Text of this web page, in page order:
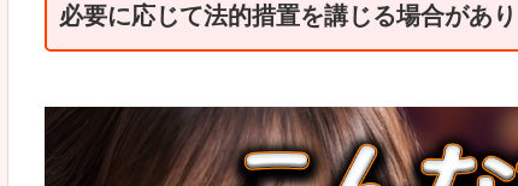
必要に応じて法的措置を講じる場合があ